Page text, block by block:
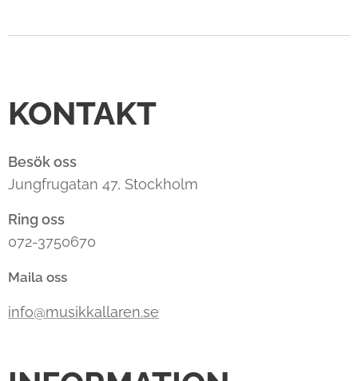
KONTAKT
Besök oss
Jungfrugatan 47, Stockholm
Ring oss
072-3750670
Maila oss
info@musikkallaren.se